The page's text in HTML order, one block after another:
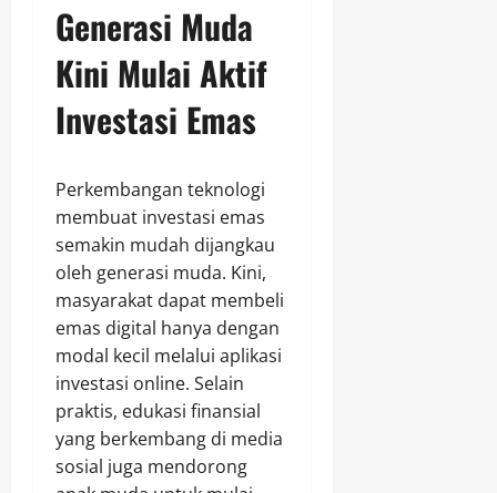
Generasi Muda
Kini Mulai Aktif
Investasi Emas
Perkembangan teknologi
membuat investasi emas
semakin mudah dijangkau
oleh generasi muda. Kini,
masyarakat dapat membeli
emas digital hanya dengan
modal kecil melalui aplikasi
investasi online. Selain
praktis, edukasi finansial
yang berkembang di media
sosial juga mendorong